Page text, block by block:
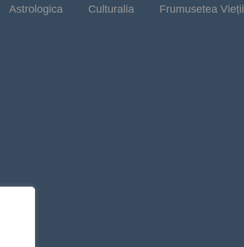
Astrologica
Culturalia Frumusetea Vieții